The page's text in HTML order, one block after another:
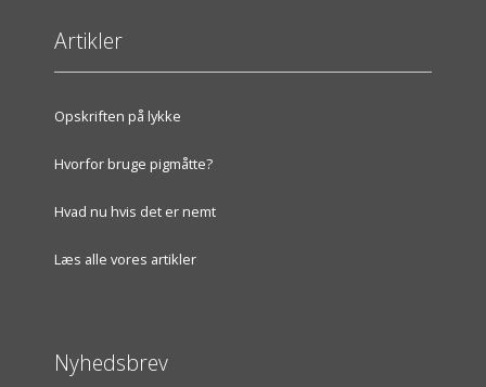
Artikler
Opskriften på lykke
Hvorfor bruge pigmåtte?
Hvad nu hvis det er nemt
Læs alle vores artikler
Nyhedsbrev